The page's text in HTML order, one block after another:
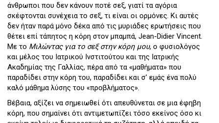
άνθρωποι που δεν κάνουν ποτέ σεξ, γιατί τα αγόρια
σκέφτονται συνέχεια το σεξ, τι είναι οι ορμόνες. Κι αυτές
δεν ήταν παρά μόνο δέκα από τις μυριάδες ερωτήσεις που
θέτει επί τάπητος η κόρη στον μπαμπά, Jean-Didier Vincent.
Με το Μιλώντας για το σεξ στην κόρη μου, ο φυσιολόγος
και μέλος του Ιατρικού Ινστιτούτου και της Ιατρικής
Ακαδημίας της Γαλλίας, πέρα από τα «μαθήματα» που
παραδίδει στην κόρη του, παραδίδει και σ’ εμάς ένα πολύ
καλό μάθημα λύσης του «προβλήματος».
Βέβαια, αξίζει να σημειωθεί ότι απευθύνεται σε μια έφηβη
κόρη, που σημαίνει ότι αντιμετωπίζει τόσο εκείνος όσο κι